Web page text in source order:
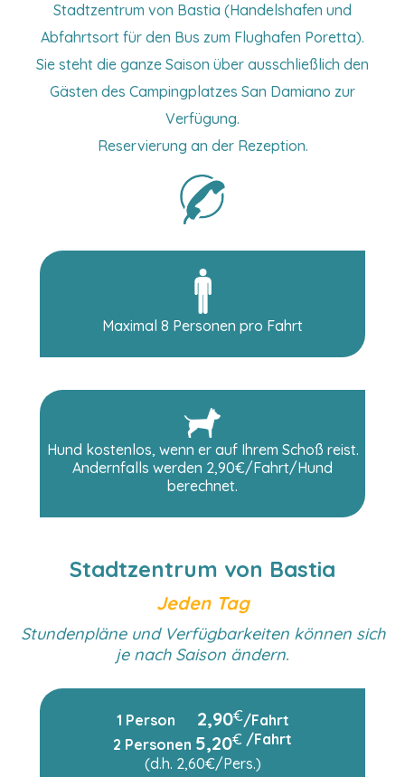
Stadtzentrum von Bastia (Handelshafen und
Abfahrtsort für den Bus zum Flughafen Poretta).
Sie steht die ganze Saison über ausschließlich den
Gästen des Campingplatzes San Damiano zur
Verfügung.
Reservierung an der Rezeption.
Maximal 8 Personen pro Fahrt
Hund kostenlos, wenn er auf Ihrem Schoß reist.
Andernfalls werden 2,90€/Fahrt/Hund
berechnet.
Stadtzentrum von Bastia
Jeden Tag
Stundenpläne und Verfügbarkeiten können sich
je nach Saison ändern.
1 Person 2,90€/Fahrt
2 Personen 5,20€ /Fahrt
(d.h. 2,60€/Pers.)